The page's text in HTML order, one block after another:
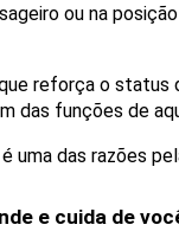
ou na
reforça o status
das funções de
uma das razões
e cuida de